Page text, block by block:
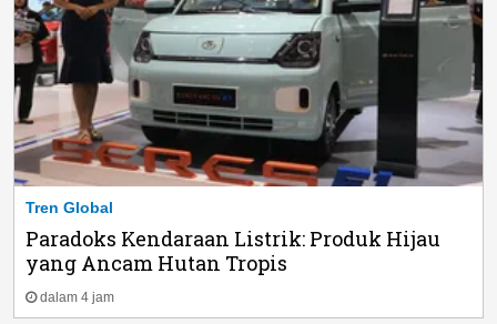
Tren Global
Paradoks Kendaraan Listrik: Produk Hijau
yang Ancam Hutan Tropis
dalam 4 jam